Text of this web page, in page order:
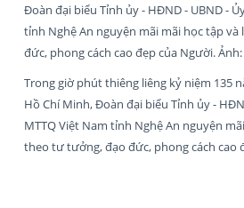
Đoàn đại biểu Tỉnh ủy - HĐND - UBND -
tỉnh Nghệ An nguyện mãi mãi học tập
đức, phong cách cao đẹp của Người.
Trong giờ phút thiêng liêng kỷ niệm 135
Hồ Chí Minh, Đoàn đại biểu Tỉnh ủy -
MTTQ Việt Nam tỉnh Nghệ An nguyện
theo tư tưởng, đạo đức, phong cách cao